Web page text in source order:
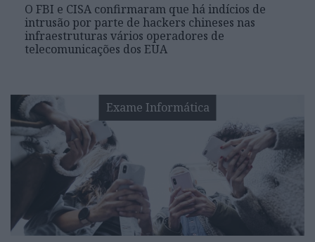
O FBI e CISA confirmaram que há indícios de
intrusão por parte de hackers chineses nas
infraestruturas vários operadores de
telecomunicações dos EUA
Exame Informática